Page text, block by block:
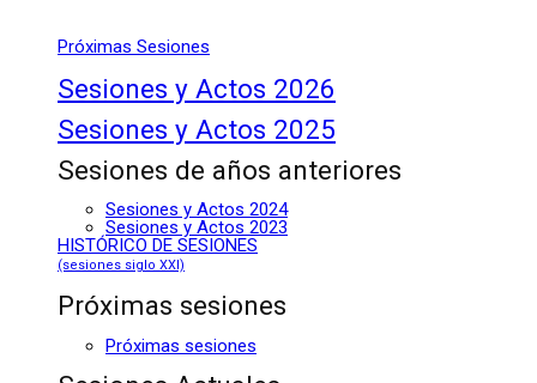
Próximas Sesiones
Sesiones y Actos 2026
Sesiones y Actos 2025
Sesiones de años anteriores
Sesiones y Actos 2024
Sesiones y Actos 2023
HISTÓRICO DE SESIONES
(sesiones siglo XXI)
Próximas sesiones
Próximas sesiones